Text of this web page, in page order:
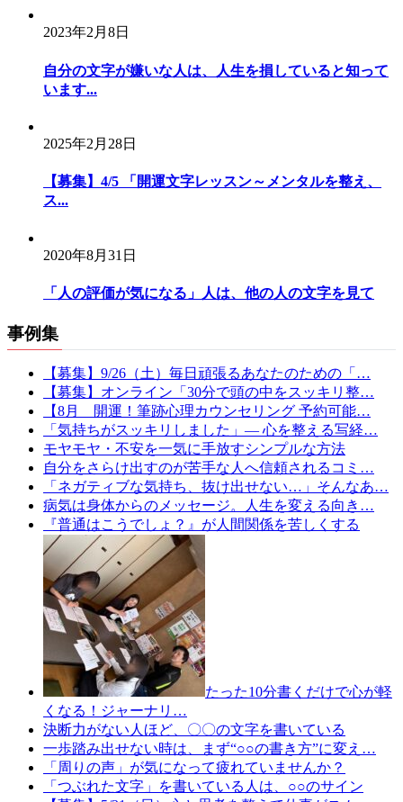
2023年2月8日
自分の文字が嫌いな人は、人生を損していると知って
います...
2025年2月28日
【募集】4/5 「開運文字レッスン～メンタルを整え、
ス...
2020年8月31日
「人の評価が気になる」人は、他の人の文字を見て
事例集
【募集】9/26（土）毎日頑張るあなたのための「…
【募集】オンライン「30分で頭の中をスッキリ整…
【8月 開運！筆跡心理カウンセリング 予約可能…
「気持ちがスッキリしました」— 心を整える写経…
モヤモヤ・不安を一気に手放すシンプルな方法
自分をさらけ出すのが苦手な人へ信頼されるコミ…
「ネガティブな気持ち、抜け出せない…」そんなあ…
病気は身体からのメッセージ。人生を変える向き…
『普通はこうでしょ？』が人間関係を苦しくする
たった10分書くだけで心が軽
くなる！ジャーナリ…
決断力がない人ほど、〇〇の文字を書いている
一歩踏み出せない時は、まず“○○の書き方”に変え…
「周りの声」が気になって疲れていませんか？
「つぶれた文字」を書いている人は、○○のサイン